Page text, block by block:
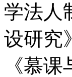
学法人
设研究
《慕